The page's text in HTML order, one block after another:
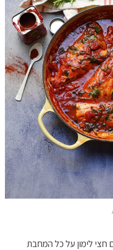
לימון על כל המחבת